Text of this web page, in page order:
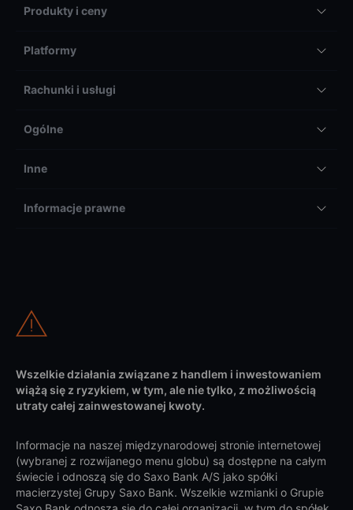
Produkty i ceny
Platformy
Rachunki i usługi
Ogólne
Inne
Informacje prawne
Wszelkie działania związane z handlem i inwestowaniem
wiążą się z ryzykiem, w tym, ale nie tylko, z możliwością
utraty całej zainwestowanej kwoty.
Informacje na naszej międzynarodowej stronie internetowej
(wybranej z rozwijanego menu globu) są dostępne na całym
świecie i odnoszą się do Saxo Bank A/S jako spółki
macierzystej Grupy Saxo Bank. Wszelkie wzmianki o Grupie